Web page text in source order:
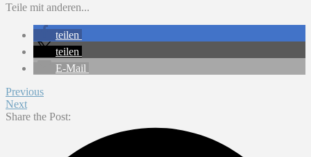
Teile mit anderen...
teilen
teilen
E-Mail
Previous
Next
Share the Post: